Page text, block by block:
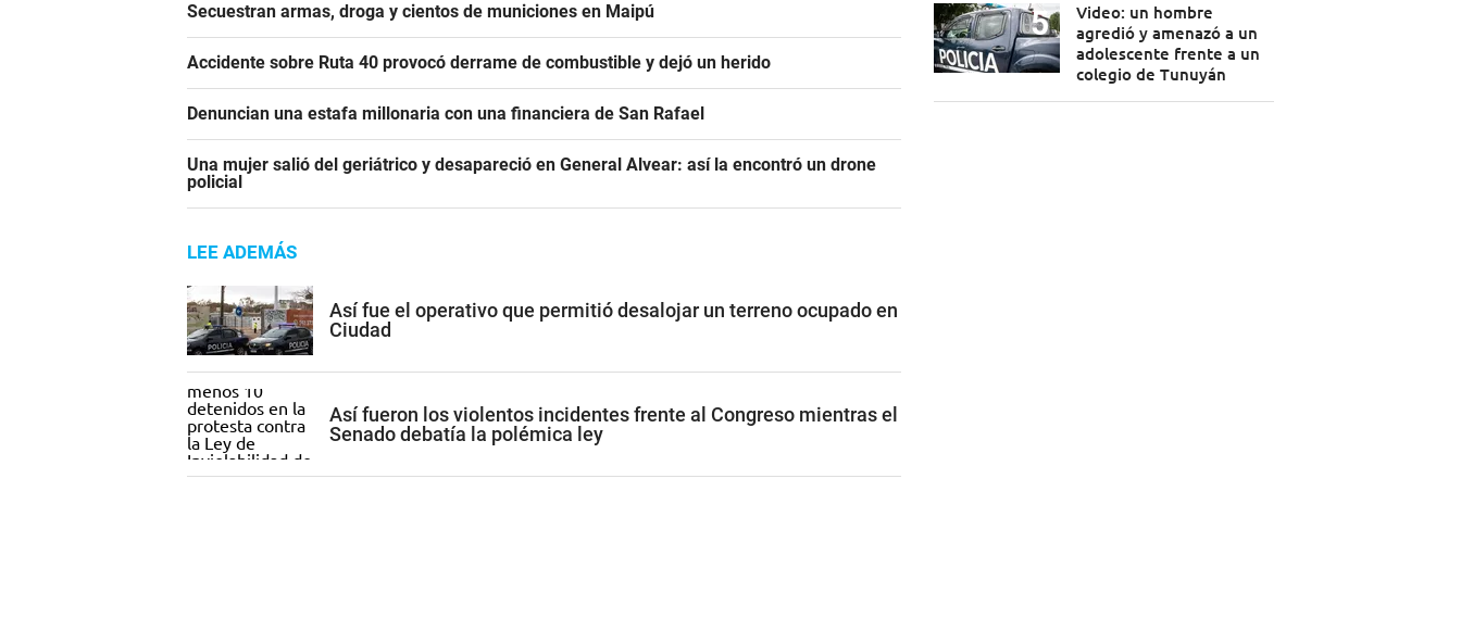
Secuestran armas, droga y cientos de municiones en Maipú
Accidente sobre Ruta 40 provocó derrame de combustible y dejó un herido
Denuncian una estafa millonaria con una financiera de San Rafael
Una mujer salió del geriátrico y desapareció en General Alvear: así la encontró un drone
policial
LEE ADEMÁS
Así fue el operativo que permitió desalojar un terreno ocupado en
Ciudad
Así fueron los violentos incidentes frente al Congreso mientras el
Senado debatía la polémica ley
Video: un hombre
agredió y amenazó a un
adolescente frente a un
colegio de Tunuyán